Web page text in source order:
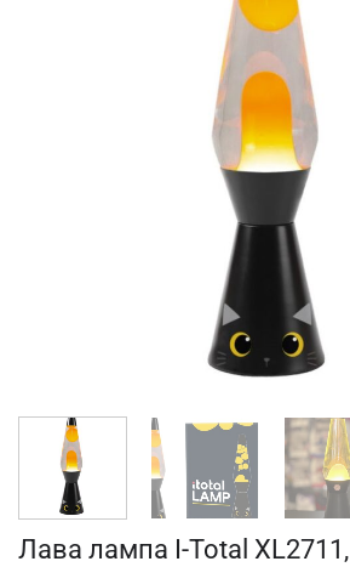
Лава лампа I-Total XL2711,